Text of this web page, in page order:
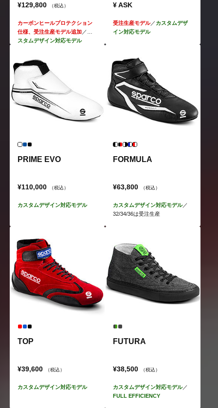
¥129,800 （税込）
カーボンヒールプロテクション
仕様、受注生産モデル追加 ／
スタムデザイン対応モデル
¥ ASK
受注生産モデル／カスタムデザ
イン対応モデル
PRIME EVO
¥110,000 （税込）
カスタムデザイン対応モデル
FORMULA
¥63,800 （税込）
カスタムデザイン対応モデル／
32/34/36は受注生産
TOP
¥39,600 （税込）
カスタムデザイン対応モデル
FUTURA
¥38,500 （税込）
カスタムデザイン対応モデル／
FULL EFFICIENCY